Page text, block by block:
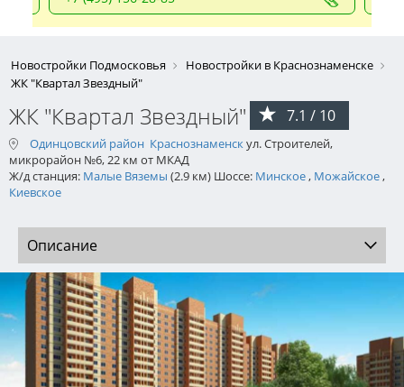
Новостройки Подмосковья
Новостройки в Краснознаменске
ЖК "Квартал Звездный"
ЖК "Квартал Звездный" 7.1 / 10
Одинцовский район Краснознаменскул. Строителей,
микрорайон №6, 22 км от МКАД
Ж/д станция: Малые Вяземы (2.9 км) Шоссе: Минское, Можайское,
Киевское
Описание